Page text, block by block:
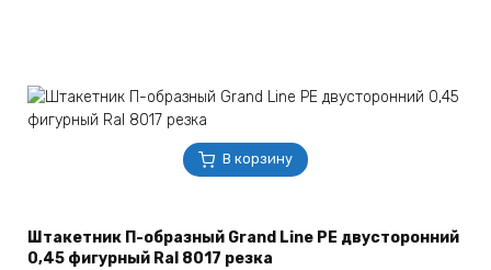
В корзину
Штакетник П-образный Grand Line РЕ двусторонний
0,45 фигурный Ral 8017 резка